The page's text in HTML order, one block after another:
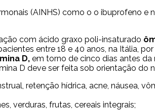
(AINHS) como o o ibuprofeno
com ácido graxo poli-insaturado
entre 18 e 40 anos, na Itália,
D, em torno de cinco dias antes
D deve ser feita sob orientação do
retenção hídrica, acne, náusea,
verduras, frutas, cereais integrais;